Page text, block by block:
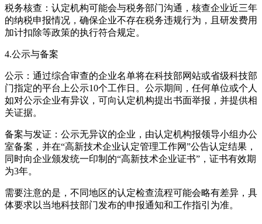
税务核查：认定机构可能会与税务部门沟通，核查企业近三年
的纳税申报情况，确保企业不存在税务违规行为，且研发费用
加计扣除等政策的执行符合规定。
4.公示与备案
公示：通过综合审查的企业名单将在科技部网站或省级科技部
门指定的平台上公示10个工作日。公示期间，任何单位或个人
如对公示企业有异议，可向认定机构提出书面举报，并提供相
关证据。
备案与发证：公示无异议的企业，由认定机构报领导小组办公
室备案，并在“高新技术企业认定管理工作网”公告认定结果，
同时向企业颁发统一印制的“高新技术企业证书”，证书有效期
为3年。
需要注意的是，不同地区的认定检查流程可能会略有差异，具
体要求以当地科技部门发布的申报通知和工作指引为准。